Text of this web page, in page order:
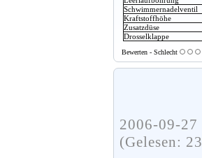
Schwimmernadelventil
Kraftstoffhöhe
Zusatzdüse
Drosselklappe
Bewerten - Schlecht
2006-09-
(Gelesen: